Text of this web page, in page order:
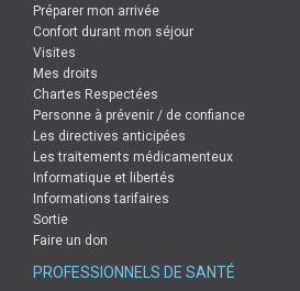
MSSanté Pro
ViaTrajectoire
Web-conférence
Formations – e-learning
Espace salarié
RECRUTEMENTS
FOURNISSEURS
Préparer mon arrivée
Confort durant mon séjour
Visites
Mes droits
Chartes Respectées
Personne à prévenir / de confiance
Les directives anticipées
Les traitements médicamenteux
Informatique et libertés
Informations tarifaires
Sortie
Faire un don
PROFESSIONNELS DE SANTÉ